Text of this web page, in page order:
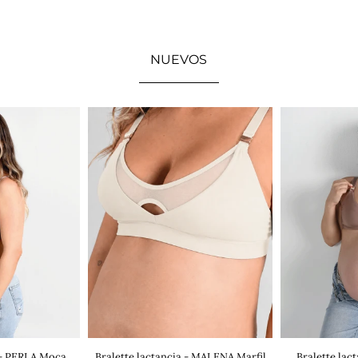
NUEVOS